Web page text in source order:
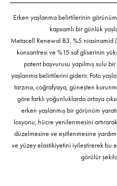
Erken yaşlanma belirtilerinin
kapsamlı bir günlük
Metacell Renewal B3, %5 niasinamid
konsantresi ve %15 saf gliserinin
patent başvurusu yapılmış sulu
yaşlanma belirtilerini giderir. Foto
tarzına, coğrafyaya, güneşten
göre farklı yoğunluklarda ortaya
erken yaşlanmış bir görünüm
losyonu, hücre yenilenmesini
düzelmesine ve eşitlenmesine
ve yüzey elastikiyetini iyileştirerek bu
görülür